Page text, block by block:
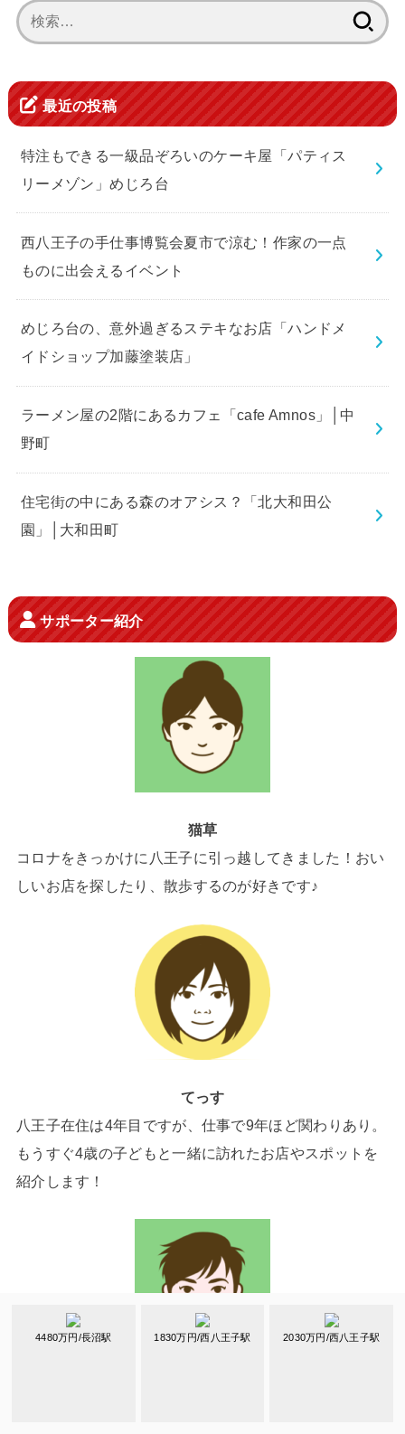
4480万円/長沼駅 1830万円/西八王子駅 2030万円/西八王子駅
索:
最近の投稿
特注もできる一級品ぞろいのケーキ屋「パティス
リーメゾン」めじろ台
西八王子の手仕事博覧会夏市で涼む！作家の一点
ものに出会えるイベント
めじろ台の、意外過ぎるステキなお店「ハンドメ
イドショップ加藤塗装店」
ラーメン屋の2階にあるカフェ「cafe Amnos」│中
野町
住宅街の中にある森のオアシス？「北大和田公
園」│大和田町
サポーター紹介
猫草
コロナをきっかけに八王子に引っ越してきました！おい
しいお店を探したり、散歩するのが好きです♪
てっす
八王子在住は4年目ですが、仕事で9年ほど関わりあり。
もうすぐ4歳の子どもと一緒に訪れたお店やスポットを
紹介します！